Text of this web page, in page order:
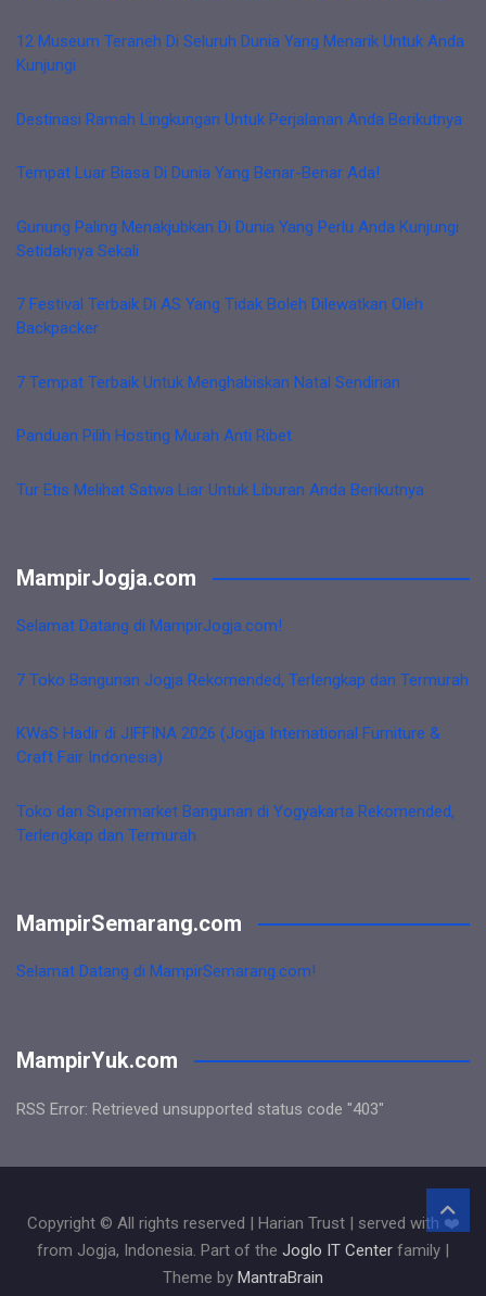
12 Museum Teraneh Di Seluruh Dunia Yang Menarik Untuk Anda
Kunjungi
Destinasi Ramah Lingkungan Untuk Perjalanan Anda Berikutnya
Tempat Luar Biasa Di Dunia Yang Benar-Benar Ada!
Gunung Paling Menakjubkan Di Dunia Yang Perlu Anda Kunjungi
Setidaknya Sekali
7 Festival Terbaik Di AS Yang Tidak Boleh Dilewatkan Oleh
Backpacker
7 Tempat Terbaik Untuk Menghabiskan Natal Sendirian
Panduan Pilih Hosting Murah Anti Ribet
Tur Etis Melihat Satwa Liar Untuk Liburan Anda Berikutnya
MampirJogja.com
Selamat Datang di MampirJogja.com!
7 Toko Bangunan Jogja Rekomended, Terlengkap dan Termurah
KWaS Hadir di JIFFINA 2026 (Jogja International Furniture &
Craft Fair Indonesia)
Toko dan Supermarket Bangunan di Yogyakarta Rekomended,
Terlengkap dan Termurah
MampirSemarang.com
Selamat Datang di MampirSemarang.com!
MampirYuk.com
RSS Error: Retrieved unsupported status code "403"
Copyright © All rights reserved | Harian Trust | served with ❤️
from Jogja, Indonesia. Part of the Joglo IT Center family |
Theme by MantraBrain